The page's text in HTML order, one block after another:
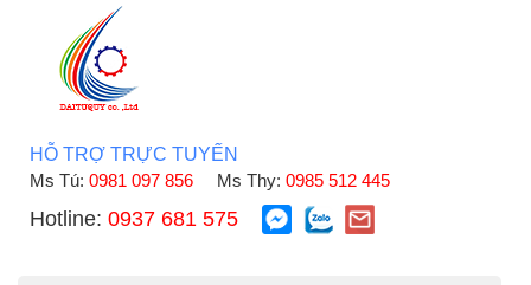
HỖ TRỢ TRỰC TUYẾN
Ms Tú: 0981 097 856 Ms Thy: 0985 512 445
Hotline: 0937 681 575